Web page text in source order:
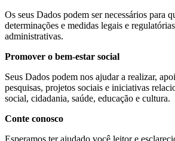
Os seus Dados podem ser necessários para
determinações e medidas legais e
administrativas.
Promover o bem-estar social
Seus Dados podem nos ajudar a realizar,
pesquisas, projetos sociais e iniciativas
social, cidadania, saúde, educação e cultura.
Conte conosco
Esperamos ter ajudado você leitor e